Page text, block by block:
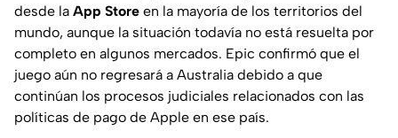
desde la App Store en la mayoría de los territorios del
mundo, aunque la situación todavía no está resuelta por
completo en algunos mercados. Epic confirmó que el
juego aún no regresará a Australia debido a que
continúan los procesos judiciales relacionados con las
políticas de pago de Apple en ese país.